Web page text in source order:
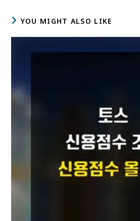
YOU MIGHT ALSO LIKE